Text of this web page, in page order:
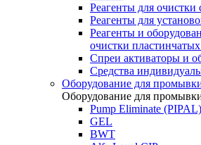
Реагенты для очистки
Реагенты для
Реагенты и
очистки
Спреи активаторы и
Средства
Оборудование для
Оборудование для
Pump Eliminate (PIPAL)
GEL
BWT